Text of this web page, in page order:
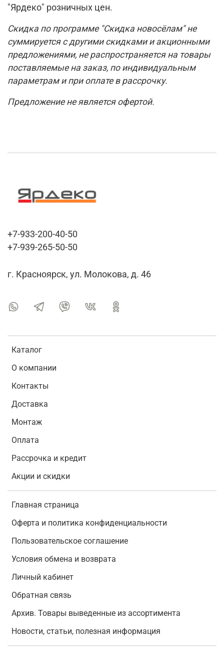
"Ярдеко" розничных цен.
Скидка по программе "Скидка новосёлам"не
суммируется с другими скидками и акционными
предложениями, не распространяется на товары
поставляемые на заказ, по индивидуальным
параметрам и при оплате в рассрочку.
Предложение не является офертой.
Каталог
О компании
Контакты
Доставка
Монтаж
Оплата
Рассрочка и кредит
Акции и скидки
Главная страница
Оферта и политика конфиденциальности
Пользовательское соглашение
Условия обмена и возврата
Личный кабинет
Обратная связь
Архив. Товары выведенные из ассортимента
Новости, статьи, полезная информация
+7-933-200-40-50
+7-939-265-50-50
г. Красноярск, ул. Молокова, д. 46